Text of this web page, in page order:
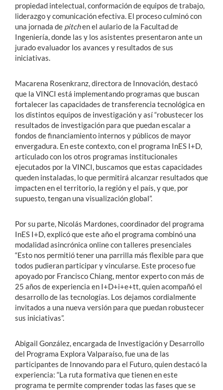
propiedad intelectual, conformación de equipos de trabajo,
liderazgo y comunicación efectiva. El proceso culminó con
una jornada de pitchen el aulario de la Facultad de
Ingeniería, donde las y los asistentes presentaron ante un
jurado evaluador los avances y resultados de sus
iniciativas.
Macarena Rosenkranz, directora de Innovación, destacó
que la VINCI está implementando programas que buscan
fortalecer las capacidades de transferencia tecnológica en
los distintos equipos de investigación y así “robustecer los
resultados de investigación para que puedan escalar a
fondos de financiamiento internos y públicos de mayor
envergadura. En este contexto, con el programa InES I+D,
articulado con los otros programas institucionales
ejecutados por la VINCI, buscamos que estas capacidades
queden instaladas, lo que permitirá alcanzar resultados que
impacten en el territorio, la región y el país, y que, por
supuesto, tengan una visualización global”.
Por su parte, Nicolás Mardones, coordinador del programa
InES I+D, explicó que este año el programa combinó una
modalidad asincrónica online con talleres presenciales
“Esto nos permitió tener una parrilla más flexible para que
todos pudieran participar y vincularse. Este proceso fue
apoyado por Francisco Chiang, mentor experto con más de
25 años de experiencia en I+D+i+e+tt, quien acompañó el
desarrollo de las tecnologías. Los dejamos cordialmente
invitados a una nueva versión para que puedan robustecer
sus iniciativas”.
Abigail González, encargada de Investigación y Desarrollo
del Programa Explora Valparaíso, fue una de las
participantes de Innovando para el Futuro, quien destacó la
experiencia: “La ruta formativa que tienen en este
programa te permite comprender todas las fases que se